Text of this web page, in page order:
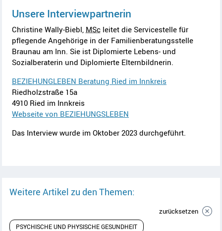
Unsere Interviewpartnerin
Christine Wally-Biebl, MSc leitet die Servicestelle für
pflegende Angehörige in der Familienberatungsstelle
Braunau am Inn. Sie ist Diplomierte Lebens- und
Sozialberaterin und Diplomierte Elternbildnerin.
BEZIEHUNGLEBEN Beratung Ried im Innkreis
Riedholzstraße 15a
4910 Ried im Innkreis
Webseite von BEZIEHUNGSLEBEN
Das Interview wurde im Oktober 2023 durchgeführt.
Weitere Artikel zu den Themen:
PSYCHISCHE UND PHYSISCHE GESUNDHEIT
zurücksetzen